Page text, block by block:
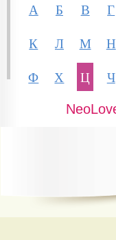
А Б В Г
К
Л М Н
Ф
Х Ц Ч